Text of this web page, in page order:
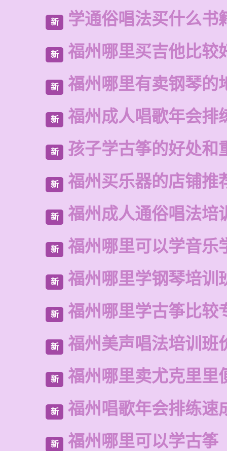
新 学通俗唱法买什么书
新 福州哪里买吉他比较
新 福州哪里有卖钢琴的
新 福州成人唱歌年会排
新 孩子学古筝的好处和
新 福州买乐器的店铺推
新 福州成人通俗唱法培
新 福州哪里可以学音乐
新 福州哪里学钢琴培训
新 福州哪里学古筝比较
新 福州美声唱法培训班
新 福州哪里卖尤克里里
新 福州唱歌年会排练速
新 福州哪里可以学古筝